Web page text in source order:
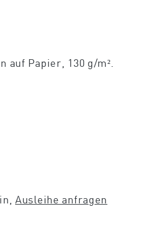
auf Papier, 130 g/m².
Ausleihe anfragen